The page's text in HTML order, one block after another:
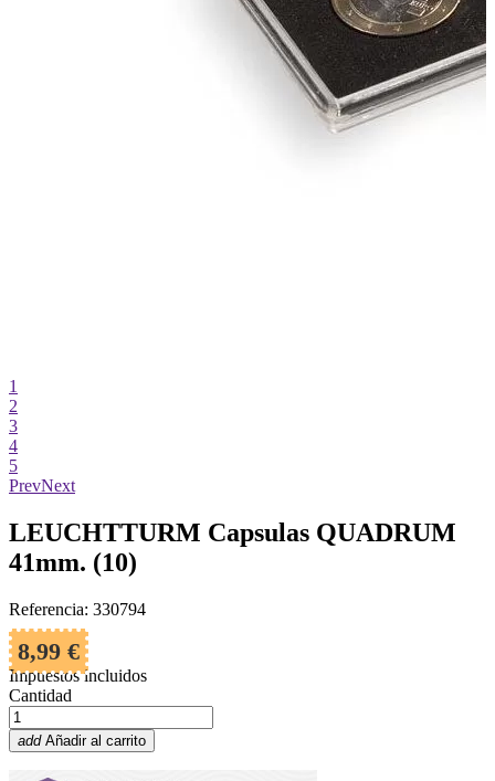
1
2
3
4
5
PrevNext
LEUCHTTURM Capsulas QUADRUM
41mm. (10)
Referencia: 330794
8,99 €
Impuestos incluidos
Cantidad
add Añadir al carrito